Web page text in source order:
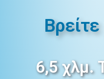
6,5 χλμ.